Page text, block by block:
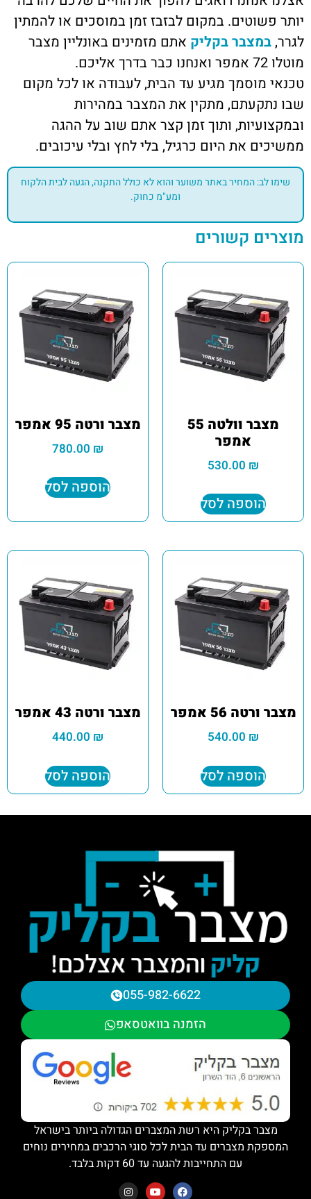
יותר פשוטים. במקום לבזבז זמן במוסכים או להמתין
לגרר, במצבר בקליק אתם מזמינים באונליין מצבר
מוטלו 72 אמפר ואנחנו כבר בדרך אליכם.
טכנאי מוסמך מגיע עד הבית, לעבודה או לכל מקום
שבו נתקעתם, מתקין את המצבר במהירות
ובמקצועיות, ותוך זמן קצר אתם שוב על ההגה
ממשיכים את היום כרגיל, בלי לחץ ובלי עיכובים.
שימו לב: המחיר באתר משוער והוא לא כולל התקנה, הגעה לבית הלקוח
ומע"מ כחוק.
מוצרים קשורים
מצבר וולטה 55
אמפר
530.00 ₪
הוספה לסל
מצבר ורטה 95 אמפר
780.00 ₪
הוספה לסל
מצבר ורטה 56 אמפר
540.00 ₪
הוספה לסל
מצבר ורטה 43 אמפר
440.00 ₪
הוספה לסל
055-982-6622
הזמנה בוואטסאפ
מצבר בקליק היא רשת המצברים הגדולה ביותר בישראל
המספקת מצברים עד הבית לכל סוגי הרכבים במחירים נוחים
עם התחייבות להגעה עד 60 דקות בלבד.